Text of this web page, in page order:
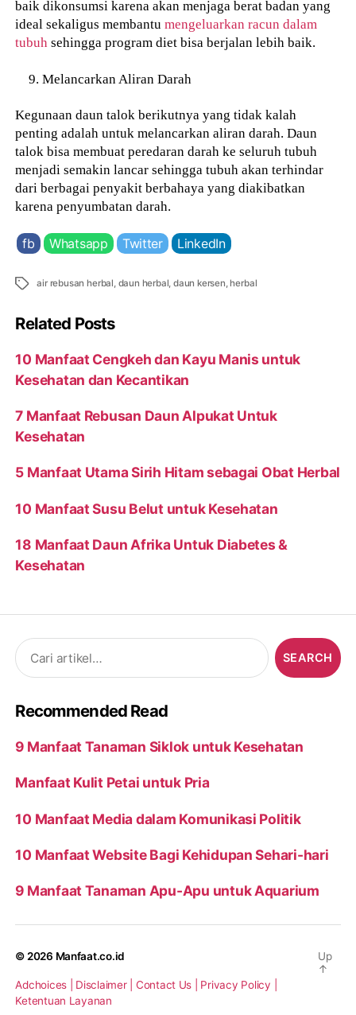
baik dikonsumsi karena akan menjaga berat badan yang
ideal sekaligus membantumengeluarkan racun dalam
tubuh sehingga program diet bisa berjalan lebih baik.
Melancarkan Aliran Darah
Kegunaan daun talok berikutnya yang tidak kalah
penting adalah untuk melancarkan aliran darah. Daun
talok bisa membuat peredaran darah ke seluruh tubuh
menjadi semakin lancar sehingga tubuh akan terhindar
dari berbagai penyakit berbahaya yang diakibatkan
karena penyumbatan darah.
fb Whatsapp Twitter LinkedIn
Tags air rebusan herbal, daun herbal,daun kersen, herbal
Related Posts
10 Manfaat Cengkeh dan Kayu Manis untuk
Kesehatan dan Kecantikan
7 Manfaat Rebusan Daun Alpukat Untuk
Kesehatan
5 Manfaat Utama Sirih Hitam sebagai Obat Herbal
10 Manfaat Susu Belut untuk Kesehatan
18 Manfaat Daun Afrika Untuk Diabetes &
Kesehatan
Search
for:
Recommended Read
9 Manfaat Tanaman Siklok untuk Kesehatan
Manfaat Kulit Petai untuk Pria
10 Manfaat Media dalam Komunikasi Politik
10 Manfaat Website Bagi Kehidupan Sehari-hari
9 Manfaat Tanaman Apu-Apu untuk Aquarium
© 2026 Manfaat.co.id
Adchoices | Disclaimer | Contact Us | Privacy Policy |
Ketentuan Layanan
Up
↑